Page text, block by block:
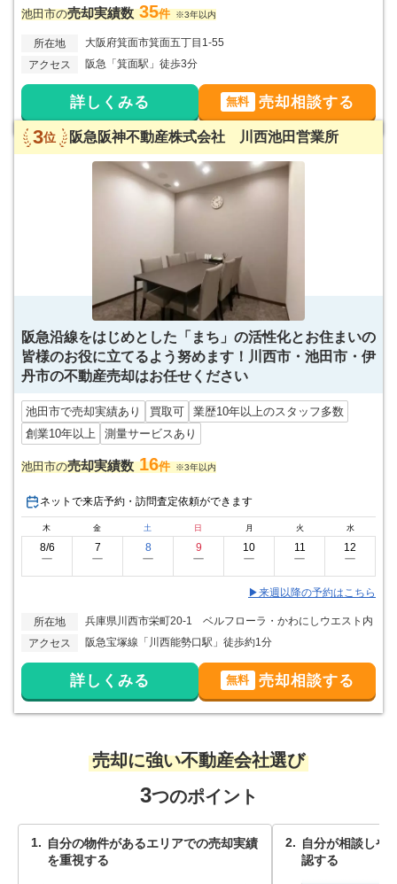
池田市の売却実績数 35件 ※3年以内
所在地
大阪府箕面市箕面五丁目1-55
アクセス
阪急「箕面駅」徒歩3分
詳しくみる 無料 売却相談する
3位 阪急阪神不動産株式会社 川西池田営業所
阪急沿線をはじめとした「まち」の活性化とお住まいの
皆様のお役に立てるよう努めます！川西市・池田市・伊
丹市の不動産売却はお任せください
池田市で売却実績あり 買取可
業歴10年以上のスタッフ多数
創業10年以上
測量サービスあり
池田市の売却実績数 16件 ※3年以内
ネットで来店予約・訪問査定依頼ができます
木 金 土 日 月 火 水
8/6
ー
7
ー
8
ー
9
ー
10
ー
11
ー
12
ー
▶来週以降の予約はこちら
所在地
兵庫県川西市栄町20-1 ベルフローラ・かわにしウエスト内
アクセス
阪急宝塚線「川西能勢口駅」徒歩約1分
詳しくみる 無料 売却相談する
売却に強い不動産会社選び
3つのポイント
自分の物件があるエリアでの売却実績
を重視する
自分が相談しや
認する